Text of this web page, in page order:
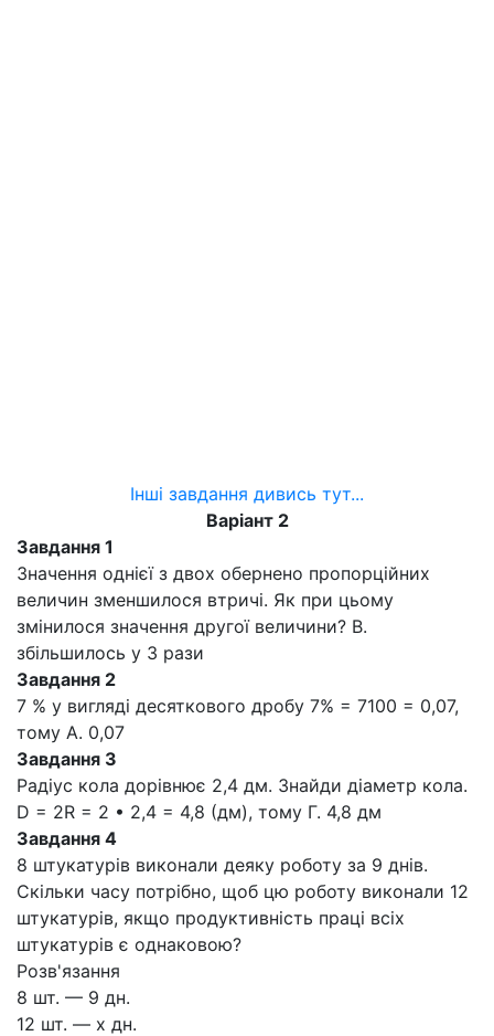
Інші завдання дивись тут...
Варіант 2
Завдання 1
Значення однієї з двох обернено пропорційних
величин зменшилося втричі. Як при цьому
змінилося значення другої величини? В.
збільшилось у 3 рази
Завдання 2
7 % у вигляді десяткового дробу 7% = 7100 = 0,07,
тому А. 0,07
Завдання 3
Радіус кола дорівнює 2,4 дм. Знайди діаметр кола.
D = 2R = 2 • 2,4 = 4,8 (дм), тому Г. 4,8 дм
Завдання 4
8 штукатурів виконали деяку роботу за 9 днів.
Скільки часу потрібно, щоб цю роботу виконали 12
штукатурів, якщо продуктивність праці всіх
штукатурів є однаковою?
Розв'язання
8 шт. — 9 дн.
12 шт. — х дн.